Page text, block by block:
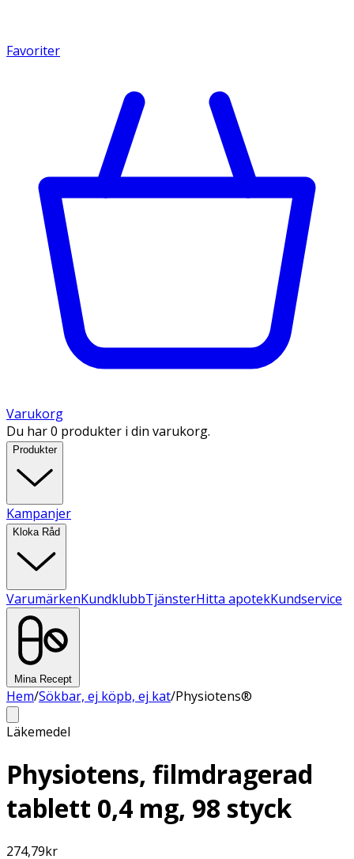
Favoriter
Varukorg
Du har 0 produkter i din varukorg.
Produkter
Kampanjer
Kloka Råd
VarumärkenKundklubbTjänsterHitta apotekKundservice
Mina Recept
Hem/Sökbar, ej köpb, ej kat/Physiotens®
Läkemedel
Physiotens, filmdragerad
tablett 0,4 mg, 98 styck
274,79kr